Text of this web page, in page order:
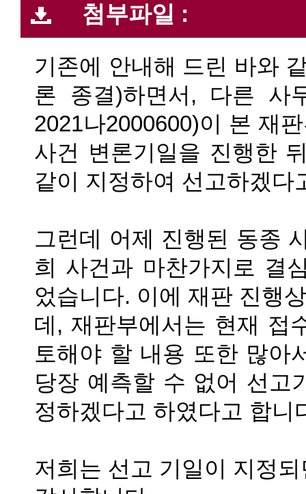
첨부파일 :
기존에 안내해 드린 바와
론 종결)하면서 , 다른 사
2021나2000600)이 본 재
사건 변론기일을 진행한
같이 지정하여 선고하겠다
그런데 어제 진행된 동종
희 사건과 마찬가지로 결
었습니다. 이에 재판 진행
데 ,재판부에서는 현재 접
토해야 할 내용 또한 많아
당장 예측할 수 없어 선고
정하겠다고 하였다고 합니
저희는 선고 기일이 지정